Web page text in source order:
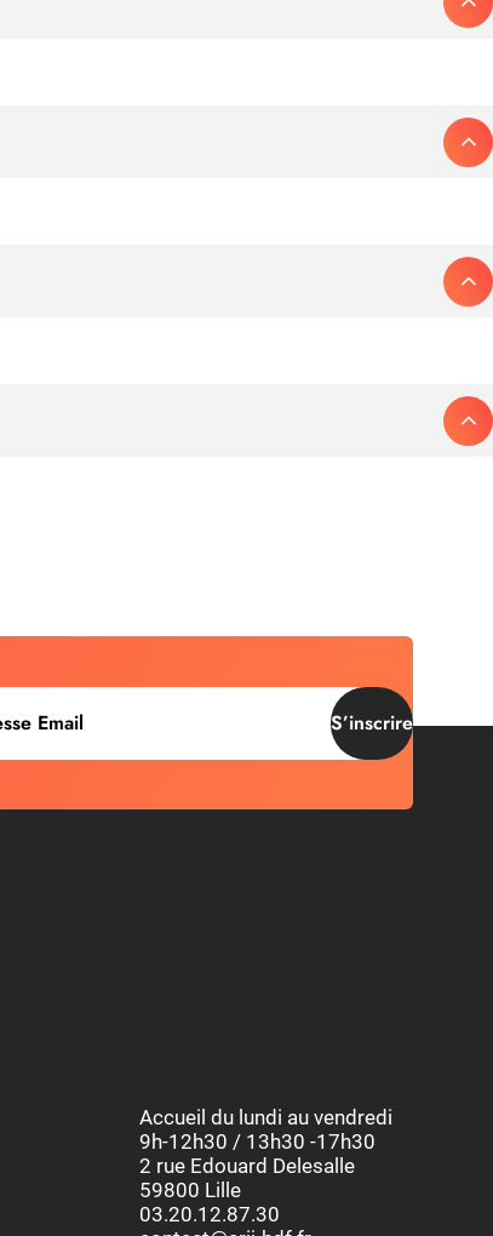
S’inscrire
Accueil du lundi au vendredi
9h-12h30 / 13h30 -17h30
2 rue Edouard Delesalle
59800 Lille
03.20.12.87.30